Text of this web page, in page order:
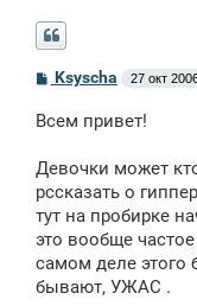
С
о
б
н
и
Ksyscha 27 окт
Всем привет!
Девочки может
рссказать о
тут на пробирке
это вообще
самом деле этого
бывают, УЖАС .